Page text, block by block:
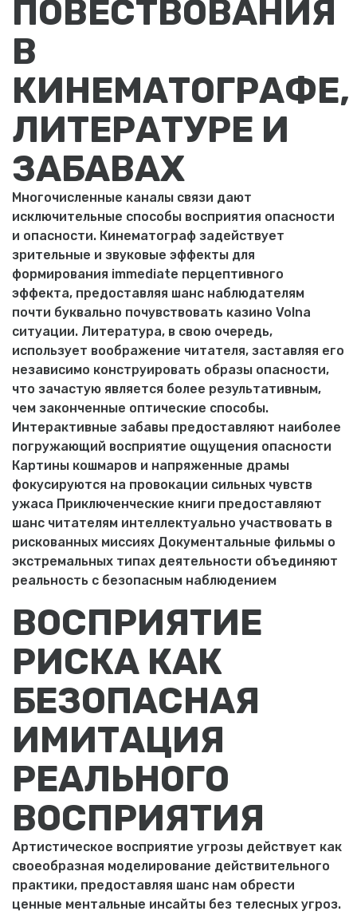
ПОВЕСТВОВАНИЯ
В
КИНЕМАТОГРАФЕ,
ЛИТЕРАТУРЕ И
ЗАБАВАХ
Многочисленные каналы связи дают
исключительные способы восприятия опасности
и опасности. Кинематограф задействует
зрительные и звуковые эффекты для
формирования immediate перцептивного
эффекта, предоставляя шанс наблюдателям
почти буквально почувствовать казино Volna
ситуации. Литература, в свою очередь,
использует воображение читателя, заставляя его
независимо конструировать образы опасности,
что зачастую является более результативным,
чем законченные оптические способы.
Интерактивные забавы предоставляют наиболее
погружающий восприятие ощущения опасности
Картины кошмаров и напряженные драмы
фокусируются на провокации сильных чувств
ужаса Приключенческие книги предоставляют
шанс читателям интеллектуально участвовать в
рискованных миссиях Документальные фильмы о
экстремальных типах деятельности объединяют
реальность с безопасным наблюдением
ВОСПРИЯТИЕ
РИСКА КАК
БЕЗОПАСНАЯ
ИМИТАЦИЯ
РЕАЛЬНОГО
ВОСПРИЯТИЯ
Артистическое восприятие угрозы действует как
своеобразная моделирование действительного
практики, предоставляя шанс нам обрести
ценные ментальные инсайты без телесных угроз.